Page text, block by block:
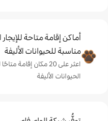
أماكن إقامة متاحة
مناسبة للحيوانات الأليفة
اعثر على 20 مكان
الحيوانات الأليفة